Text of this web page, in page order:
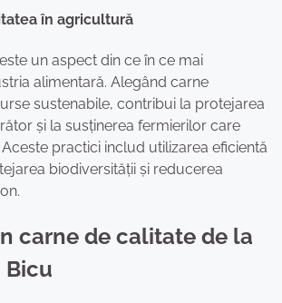
în agricultură
un aspect din ce în ce mai
alimentară. Alegând carne
sustenabile, contribui la protejarea
și la susținerea fermierilor care
practici includ utilizarea eficientă
biodiversității și reducerea
carne de calitate de la
Bicu